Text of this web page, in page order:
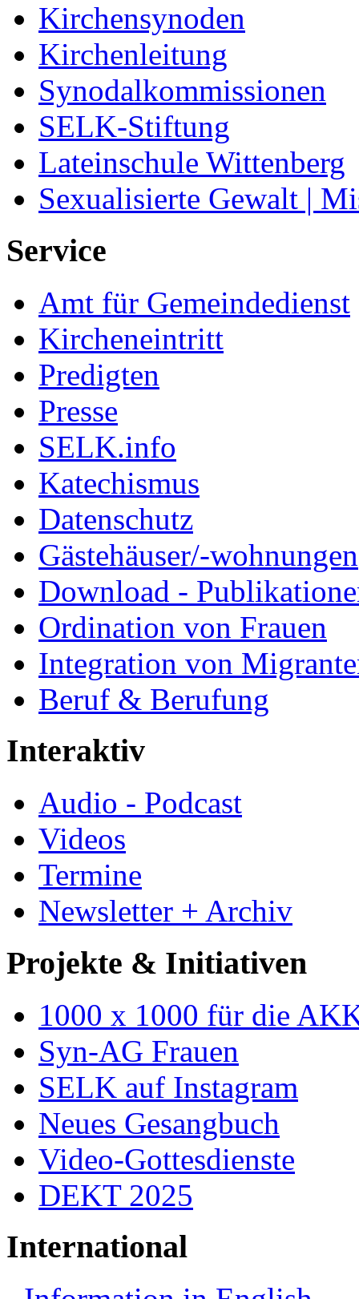
Kirchensynoden
Kirchenleitung
Synodalkommissionen
SELK-Stiftung
Lateinschule Wittenberg
Sexualisierte Gewalt |
Service
Amt für Gemeindedienst
Kircheneintritt
Predigten
Presse
SELK.info
Katechismus
Datenschutz
Gästehäuser/-wohnungen
Download -
Ordination von Frauen
Integration von
Beruf & Berufung
Interaktiv
Audio - Podcast
Videos
Termine
Newsletter + Archiv
Projekte & Initiativen
1000 x 1000 für die
Syn-AG Frauen
SELK auf Instagram
Neues Gesangbuch
Video-Gottesdienste
DEKT 2025
International